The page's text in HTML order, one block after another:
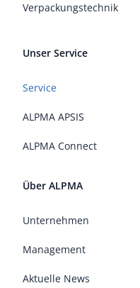
Verpackungstechnik
Unser Service
Service
ALPMA APSIS
ALPMA Connect
Über ALPMA
Unternehmen
Management
Aktuelle News